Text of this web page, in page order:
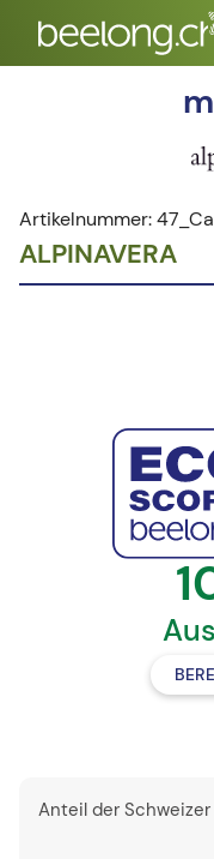
Artikelnummer:
ALPINAVERA
Anteil der